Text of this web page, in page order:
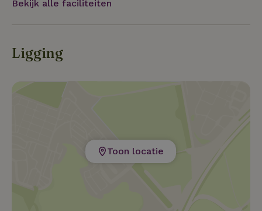
natuurwandelingen en educatieve programma’s,
avonturenpark Hellendoorn en het Nationaal Park.
Bekijk alle faciliteiten
Ligging
Toon locatie